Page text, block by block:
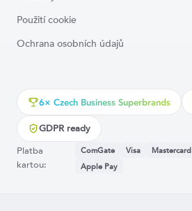
Použití cookie
Ochrana osobních údajů
6× Czech Business Superbrands
GDPR ready
Platba
kartou:
ComGate Visa Mastercard
Apple Pay